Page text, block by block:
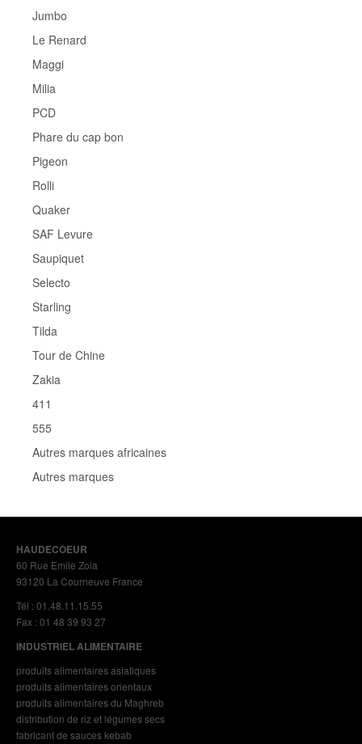
Jumbo
Le Renard
Maggi
Milia
PCD
Phare du cap bon
Pigeon
Rolli
Quaker
SAF Levure
Saupiquet
Selecto
Starling
Tilda
Tour de Chine
Zakia
411
555
Autres marques africaines
Autres marques
HAUDECOEUR
60 Rue Emile Zola
93120 La Courneuve France
Tél : 01.48.11.15.55
Fax : 01 48 39 93 27
INDUSTRIEL ALIMENTAIRE
produits alimentaires asiatiques
produits alimentaires orientaux
produits alimentaires du Maghreb
distribution de riz et légumes secs
fabricant de sauces kebab